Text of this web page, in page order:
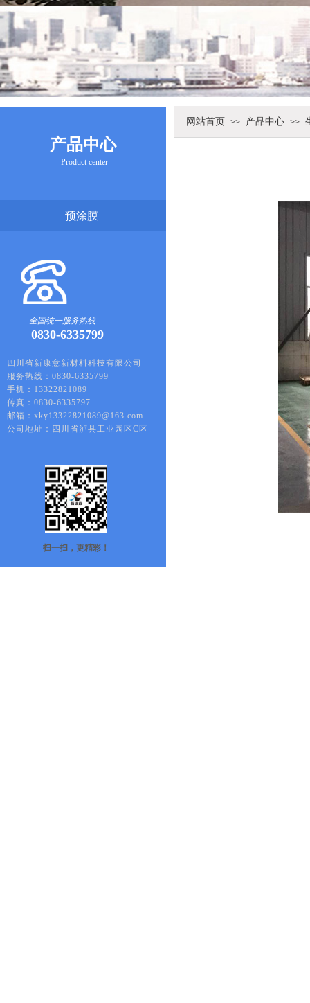
网站首页 >> 产品中心 >>
扫一扫，更精彩！
四川省新康意新材料科技有限公司
服务热线：0830-6335799
手机：13322821089
传真：0830-6335797
邮箱：xky13322821089@163.com
公司地址：四川省泸县工业园区C区
预涂膜
产品中心
Product center
全国统一服务热线
0830-6335799